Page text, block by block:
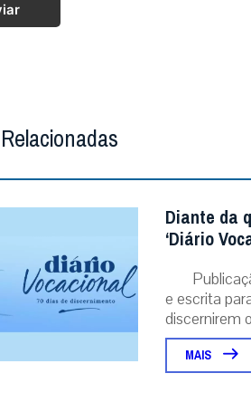
Diante da
‘Diário
e escrita
discernirem
MAIS